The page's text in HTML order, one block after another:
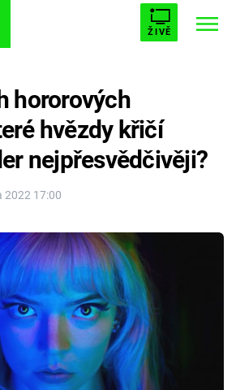
ŽIVĚ
AVENGERS 5
2022 17:00
hororových
hvězdy křičí
nejpřesvědčivěji?